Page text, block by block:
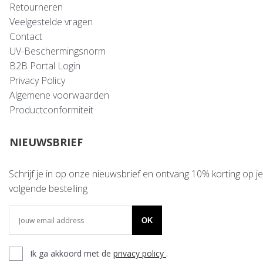
Retourneren
Veelgestelde vragen
Contact
UV-Beschermingsnorm
B2B Portal Login
Privacy Policy
Algemene voorwaarden
Productconformiteit
NIEUWSBRIEF
Schrijf je in op onze nieuwsbrief en ontvang 10% korting op je
volgende bestelling
OK
Ik ga akkoord met de privacy policy .